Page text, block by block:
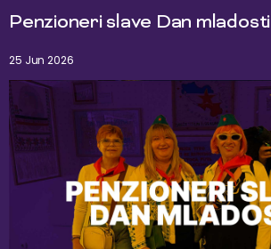
Penzioneri slave Dan mladosti
25 Jun 2026